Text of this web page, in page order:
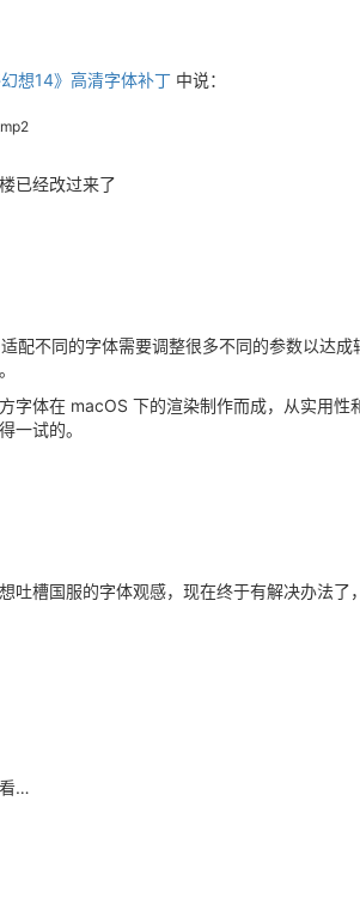
幻想14》高清字体补丁 中说：
已经改过来了
适配不同的字体需要调整很多不同的参数以达
字体在 macOS 下的渲染制作而成，从实用
一试的。
吐槽国服的字体观感，现在终于有解决办法了
…